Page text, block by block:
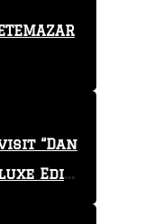
“Dan
Editi